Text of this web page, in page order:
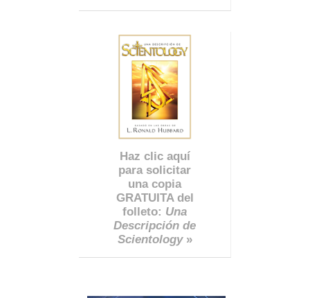
Haz clic aquí
para solicitar
una copia
GRATUITA del
folleto: Una
Descripción de
Scientology»